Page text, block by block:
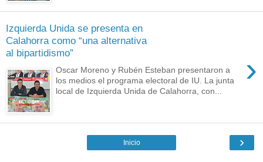
Izquierda Unida se presenta en
Calahorra como “una alternativa
al bipartidismo”
›
Oscar Moreno y Rubén Esteban presentaron a
los medios el programa electoral de IU. La junta
local de Izquierda Unida de Calahorra, con...
›
Inicio